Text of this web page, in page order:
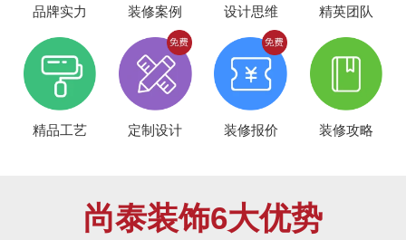
品牌实力 装修案例 设计思维 精英团队
精品工艺 定制设计 装修报价 装修攻略
尚泰装饰6大优势